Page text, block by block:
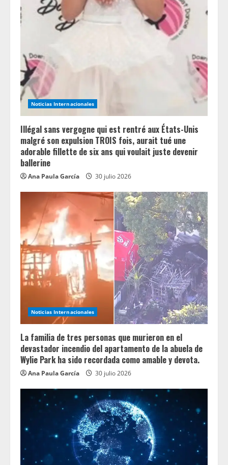
Noticias Internacionales
Illégal sans vergogne qui est rentré aux États-Unis
malgré son expulsion TROIS fois, aurait tué une
adorable fillette de six ans qui voulait juste devenir
ballerine
Ana Paula García 30 julio 2026
Noticias Internacionales
La familia de tres personas que murieron en el
devastador incendio del apartamento de la abuela de
Wylie Park ha sido recordada como amable y devota.
Ana Paula García 30 julio 2026